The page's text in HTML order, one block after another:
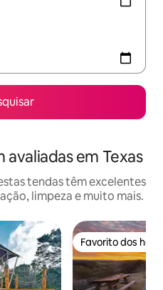
avaliadas em Texas
tendas têm excelentes
limpeza e muito mais.
Favorito dos
Favorito dos